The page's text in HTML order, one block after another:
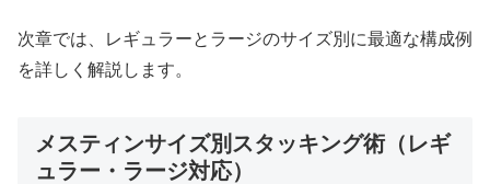
次章では、レギュラーとラージのサイズ別に最適な構成例
を詳しく解説します。
メスティンサイズ別スタッキング術（レギ
ュラー・ラージ対応）